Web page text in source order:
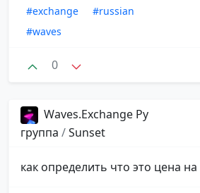
#exchange
#russian
#waves
0
Waves.Exchange Ру
группа /Sunset
как определить что это цена